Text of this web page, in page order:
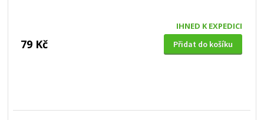
IHNED K EXPEDICI
79 Kč Přidat do košíku